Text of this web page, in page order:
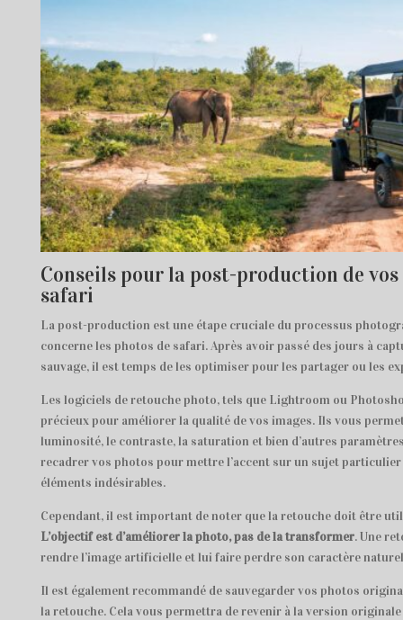
Conseils pour la post-production de
safari
La post-production est une étape cruciale du processus
concerne les photos de safari. Après avoir passé des jours à
sauvage, il est temps de les optimiser pour les partager ou les
Les logiciels de retouche photo, tels que Lightroom ou
précieux pour améliorer la qualité de vos images. Ils vous
luminosité, le contraste, la saturation et bien d’autres
recadrer vos photos pour mettre l’accent sur un sujet
éléments indésirables.
Cependant, il est important de noter que la retouche doit être
L’objectif est d’améliorer la photo, pas de la transformer. Une
rendre l’image artificielle et lui faire perdre son caractère
Il est également recommandé de sauvegarder vos photos
la retouche. Cela vous permettra de revenir à la version